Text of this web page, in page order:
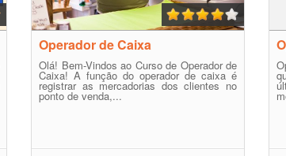
Operador de Caixa
Olá! Bem-Vindos ao Curso de Operador de
Caixa! A função do operador de caixa é
registrar as mercadorias dos clientes no
ponto de venda,...